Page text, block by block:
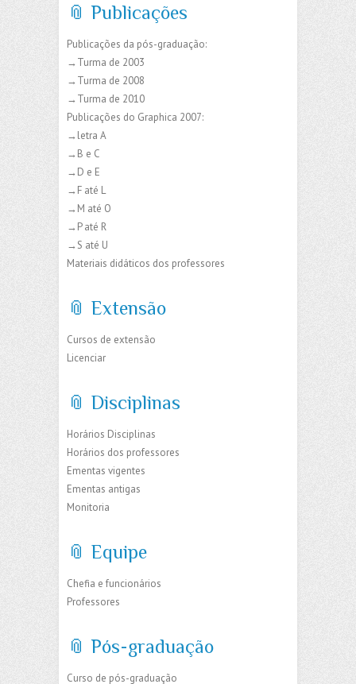
📎 Publicações
Publicações da pós-graduação:
→Turma de 2003
→Turma de 2008
→Turma de 2010
Publicações do Graphica 2007:
→letra A
→B e C
→D e E
→F até L
→M até O
→P até R
→S até U
Materiais didáticos dos professores
📎 Extensão
Cursos de extensão
Licenciar
📎 Disciplinas
Horários Disciplinas
Horários dos professores
Ementas vigentes
Ementas antigas
Monitoria
📎 Equipe
Chefia e funcionários
Professores
📎 Pós-graduação
Curso de pós-graduação